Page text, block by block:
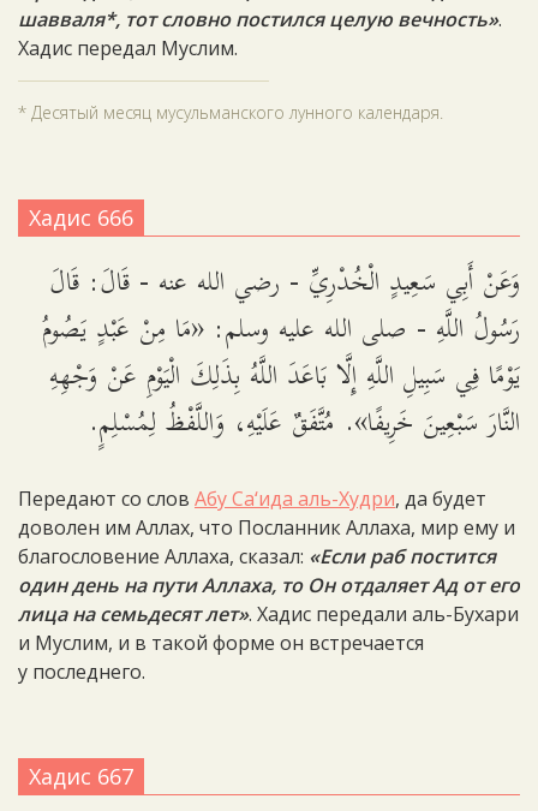
шавваля*, тот словно постился целую вечность».
Хадис передал Муслим.
* Десятый месяц мусульманского лунного календаря.
Хадис 666
وَعَنْ أَبِي سَعِيدٍ الْخُدْرِيِّ - رضي الله عنه - قَالَ: قَالَ
رَسُولُ اللَّهِ - صلى الله عليه وسلم: «مَا مِنْ عَبْدٍ يَصُومُ
يَوْمًا فِي سَبِيلِ اللَّهِ إِلَّا بَاعَدَ اللَّهُ بِذَلِكَ الْيَوْمِ عَنْ وَجْهِهِ
النَّارَ سَبْعِينَ خَرِيفًا». مُتَّفَقٌ عَلَيْهِ، وَاللَّفْظُ لِمُسْلِمٍ.
Передают со слов Абу Са‘ида аль-Худри, да будет
доволен им Аллах, что Посланник Аллаха, мир ему и
благословение Аллаха, сказал: «Если раб постится
один день на пути Аллаха, то Он отдаляет Ад от его
лица на семьдесят лет». Хадис передали аль-Бухари
и Муслим, и в такой форме он встречается
у последнего.
Хадис 667